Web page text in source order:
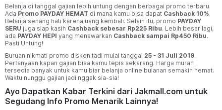
Belanja di tanggal gajian lebih untung dengan berbagai promo terbaru.
Ada Promo PAYDAY HEMAT di mana kamu bisa dapat Cashback 10%.
Belanja senang hati karena uang kembali. Selain itu, promo PAYDAY
SERU juga siap kasih Cashback sebesar Rp225 Ribu. Lebih besar lagi,
ada PAYDAY HEPI yang menawarkan Cashback sampai Rp450 Ribu.
Pasti Untung!
Buruan nikmati promo diskon tadi mulai tanggal 25 - 31 Juli 2019.
Pertanyaan kapan gajian bisa kamu tepis sekarang. Harga murah
tersedia banyak untuk kamu biar belanja online bulanan semakin hemat.
Waktu nunggu gajian jadi nggak sia-sia!
Ayo Dapatkan Kabar Terkini dari Jakmall.com untuk
Segudang Info Promo Menarik Lainnya!